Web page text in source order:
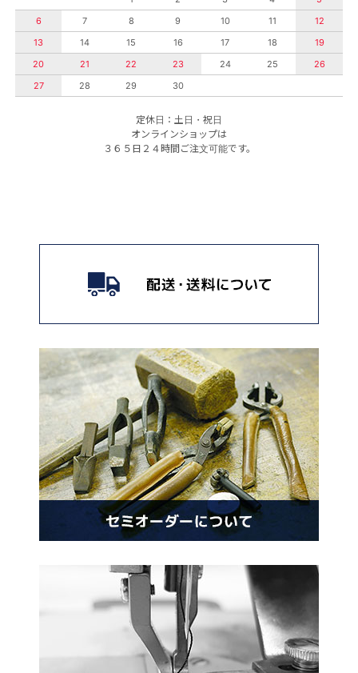
6
7 8 9 10 11
12
13
14 15 16 17 18
19
20
21 22 23 24 25
26
27
28 29 30
定休日：土日・祝日
オンラインショップは
３６５日２４時間ご注文可能です。